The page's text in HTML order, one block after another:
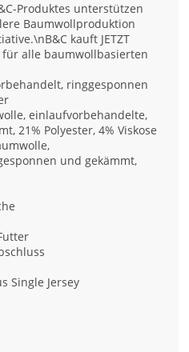
Produktes unterstützen
Baumwollproduktion
kauft JETZT
für alle baumwollbasierten
ringgesponnen
einlaufvorbehandelte,
21% Polyester, 4% Viskose
und gekämmt,
Single Jersey